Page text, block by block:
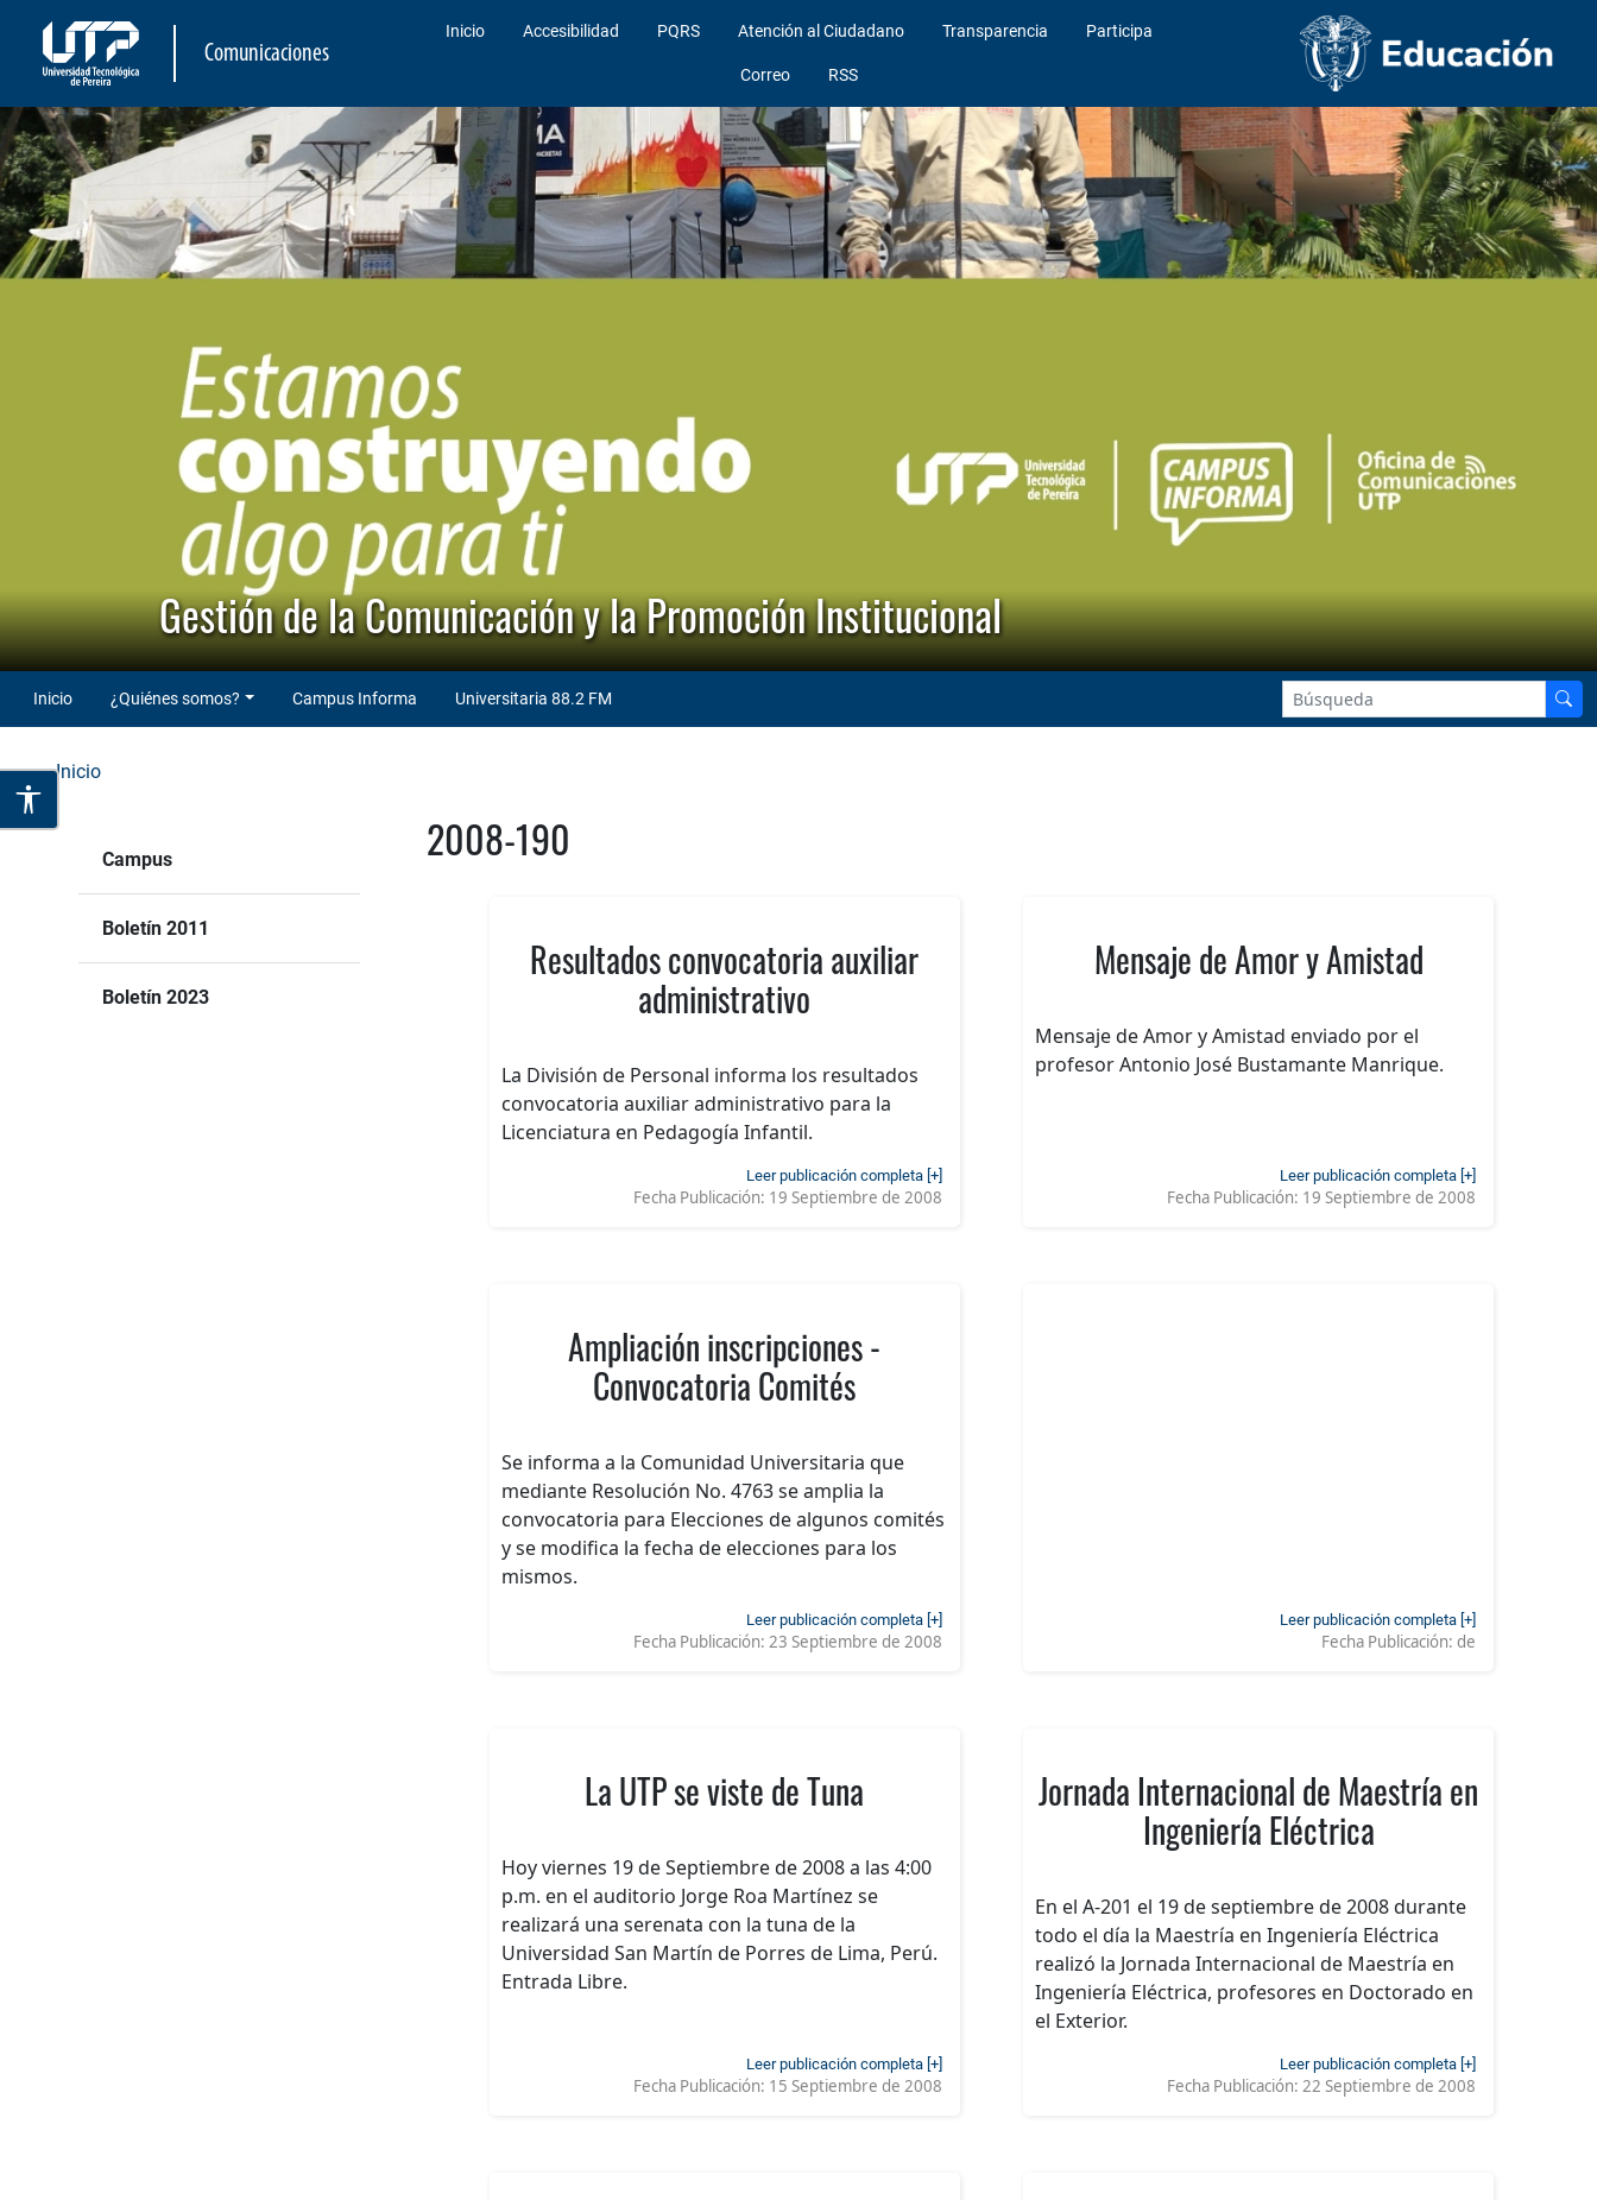
Comunicaciones
Inicio Accesibilidad PQRS Atención al Ciudadano Transparencia Participa
Correo RSS
Gestión de la Comunicación y la Promoción Institucional
Inicio ¿Quiénes somos? Campus Informa Universitaria 88.2 FM
Inicio
Campus
Boletín 2011
Boletín 2023
2008-190
Resultados convocatoria auxiliar
administrativo
La División de Personal informa los resultados
convocatoria auxiliar administrativo para la
Licenciatura en Pedagogía Infantil.
Leer publicación completa [+]
Fecha Publicación: 19 Septiembre de 2008
Mensaje de Amor y Amistad
Mensaje de Amor y Amistad enviado por el
profesor Antonio José Bustamante Manrique.
Leer publicación completa [+]
Fecha Publicación: 19 Septiembre de 2008
Ampliación inscripciones -
Convocatoria Comités
Se informa a la Comunidad Universitaria que
mediante Resolución No. 4763 se amplia la
convocatoria para Elecciones de algunos comités
y se modifica la fecha de elecciones para los
mismos.
Leer publicación completa [+]
Fecha Publicación: 23 Septiembre de 2008
Leer publicación completa [+]
Fecha Publicación:de
La UTP se viste de Tuna
Hoy viernes 19 de Septiembre de 2008 a las 4:00
p.m. en el auditorio Jorge Roa Martínez se
realizará una serenata con la tuna de la
Universidad San Martín de Porres de Lima, Perú.
Entrada Libre.
Leer publicación completa [+]
Fecha Publicación: 15 Septiembre de 2008
Jornada Internacional de Maestría en
Ingeniería Eléctrica
En el A-201 el 19 de septiembre de 2008 durante
todo el día la Maestría en Ingeniería Eléctrica
realizó la Jornada Internacional de Maestría en
Ingeniería Eléctrica, profesores en Doctorado en
el Exterior.
Leer publicación completa [+]
Fecha Publicación: 22 Septiembre de 2008